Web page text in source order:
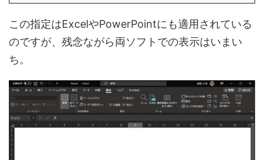
この指定はExcelやPowerPointにも適用されている
のですが、残念ながら両ソフトでの表示はいまい
ち。